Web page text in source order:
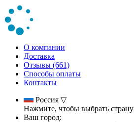
О компании
Доставка
Отзывы (661)
Способы оплаты
Контакты
Россия ▽
Нажмите, чтобы выбрать страну
Ваш город: